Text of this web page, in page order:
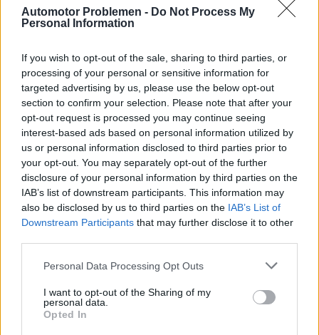
Automotor Problemen - Do Not Process My
Personal Information
If you wish to opt-out of the sale, sharing to third parties, or
processing of your personal or sensitive information for
targeted advertising by us, please use the below opt-out
section to confirm your selection. Please note that after your
opt-out request is processed you may continue seeing
interest-based ads based on personal information utilized by
us or personal information disclosed to third parties prior to
your opt-out. You may separately opt-out of the further
disclosure of your personal information by third parties on the
IAB’s list of downstream participants. This information may
also be disclosed by us to third parties on the IAB’s List of
Downstream Participants that may further disclose it to other
Personal Data Processing Opt Outs
I want to opt-out of the Sharing of my
personal data.
Opted In
hydraulische nokkenasverplaatsers
hydraulische klepbediening
elektromagnetisch gestuurde kleppen
Aanduiding van motoren met
variabele kleptiming:
Naast verschillende technologieën gebruiken
autobedrijven ook verschillende aanduidingen voor
hun motoren, die zijn uitgerust met variabele
timing. Hier zijn enkele voorbeelden:
AVCS (Subaru)
AVLS (Subaru)